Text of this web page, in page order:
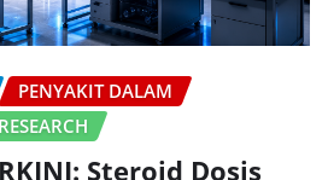
PENYAKIT DALAM
RESEARCH
Steroid Dosis